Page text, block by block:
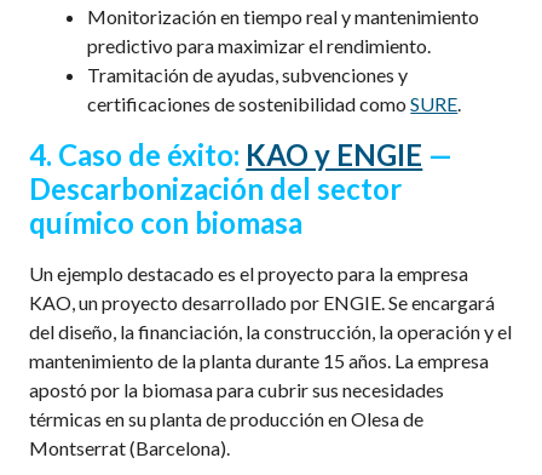
Monitorización en tiempo real y mantenimiento
predictivo para maximizar el rendimiento.
Tramitación de ayudas, subvenciones y
certificaciones de sostenibilidad comoSURE
4. Caso de éxito: KAO y ENGIE —
Descarbonización del sector
químico con biomasa
Un ejemplo destacado es el proyecto para la empresa
KAO, un proyecto desarrollado por ENGIE. Se encargará
del diseño, la financiación, la construcción, la operación y el
mantenimiento de la planta durante 15 años. La empresa
apostó por la biomasa para cubrir sus necesidades
térmicas en su planta de producción en Olesa de
Montserrat (Barcelona).